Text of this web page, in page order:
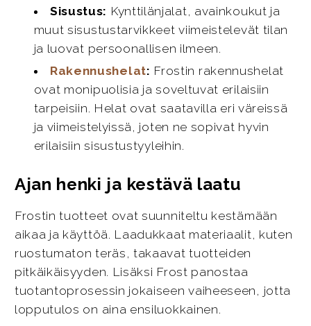
Sisustus: Kynttilänjalat, avainkoukut ja
muut sisustustarvikkeet viimeistelevät tilan
ja luovat persoonallisen ilmeen.
Rakennushelat: Frostin rakennushelat
ovat monipuolisia ja soveltuvat erilaisiin
tarpeisiin. Helat ovat saatavilla eri väreissä
ja viimeistelyissä, joten ne sopivat hyvin
erilaisiin sisustustyyleihin.
Ajan henki ja kestävä laatu
Frostin tuotteet ovat suunniteltu kestämään
aikaa ja käyttöä. Laadukkaat materiaalit, kuten
ruostumaton teräs, takaavat tuotteiden
pitkäikäisyyden. Lisäksi Frost panostaa
tuotantoprosessin jokaiseen vaiheeseen, jotta
lopputulos on aina ensiluokkainen.